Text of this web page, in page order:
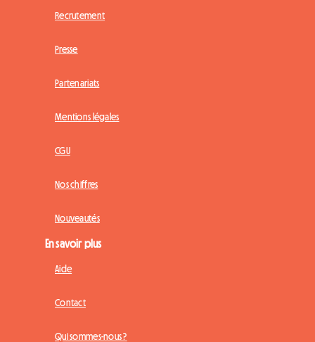
Recrutement
Presse
Partenariats
Mentions légales
CGU
Nos chiffres
Nouveautés
En savoir plus
Aide
Contact
Qui sommes-nous ?